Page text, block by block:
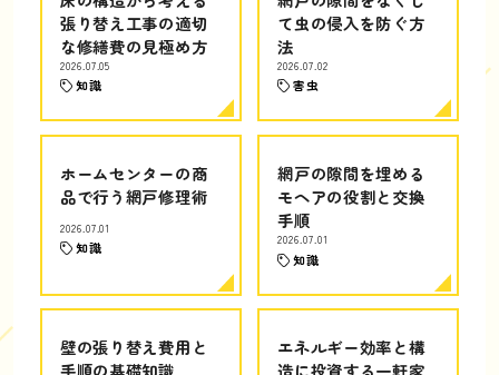
張り替え工事の適切
な修繕費の見極め方
2026.07.05
知識
て虫の侵入を防ぐ方
法
2026.07.02
害虫
ホームセンターの商
品で行う網戸修理術
2026.07.01
知識
網戸の隙間を埋める
モヘアの役割と交換
手順
2026.07.01
知識
壁の張り替え費用と
エネルギー効率と構